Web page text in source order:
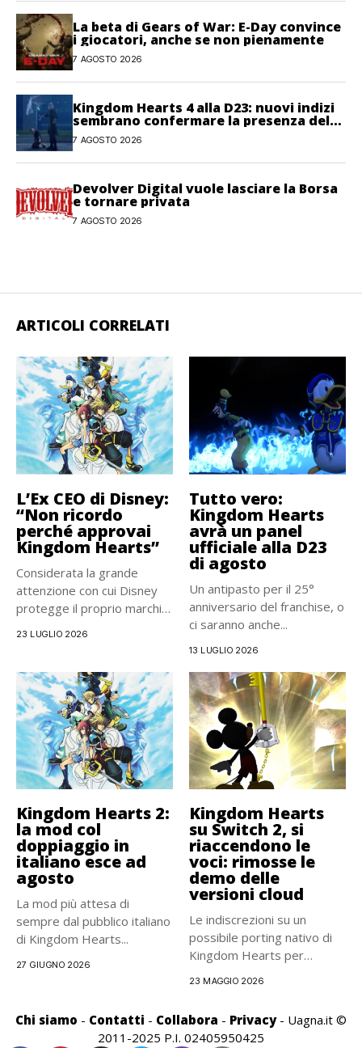
La beta di Gears of War: E-Day convince
i giocatori, anche se non pienamente
7 AGOSTO 2026
Kingdom Hearts 4 alla D23: nuovi indizi
sembrano confermare la presenza del
gioco
7 AGOSTO 2026
Devolver Digital vuole lasciare la Borsa
e tornare privata
7 AGOSTO 2026
ARTICOLI CORRELATI
L’Ex CEO di Disney:
“Non ricordo
perché approvai
Kingdom Hearts”
Considerata la grande
attenzione con cui Disney
protegge il proprio marchio,
23 LUGLIO 2026
Tutto vero:
Kingdom Hearts
avrà un panel
ufficiale alla D23
di agosto
Un antipasto per il 25°
anniversario del franchise, o
ci saranno anche...
13 LUGLIO 2026
Kingdom Hearts 2:
la mod col
doppiaggio in
italiano esce ad
agosto
La mod più attesa di
sempre dal pubblico italiano
di Kingdom Hearts...
27 GIUGNO 2026
Kingdom Hearts
su Switch 2, si
riaccendono le
voci: rimosse le
demo delle
versioni cloud
Le indiscrezioni su un
possibile porting nativo di
Kingdom Hearts per
23 MAGGIO 2026
Chi siamo - Contatti - Collabora - Privacy- Uagna.it ©
2011-2025 P.I. 02405950425